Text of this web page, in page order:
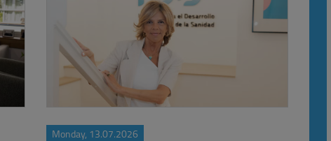
Monday, 13.07.2026